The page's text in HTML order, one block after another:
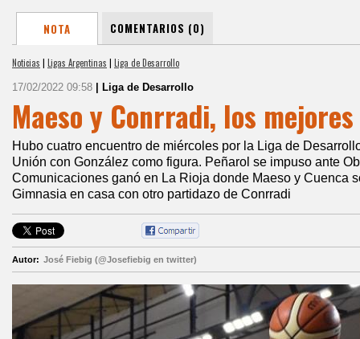
NOTA COMENTARIOS (0)
Noticias | Ligas Argentinas | Liga de Desarrollo
17/02/2022 09:58 | Liga de Desarrollo
Maeso y Conrradi, los
Hubo cuatro encuentro de miércoles por la Liga de
Unión con González como figura. Peñarol se impuso ante
Comunicaciones ganó en La Rioja donde Maeso y Cuenca
Gimnasia en casa con otro partidazo de Conrradi
Autor: José Fiebig (@Josefiebig en twitter)